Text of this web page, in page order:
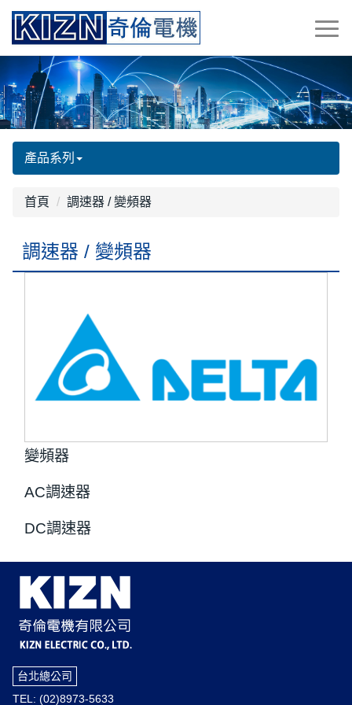
產品系列
首頁 調速器 / 變頻器
調速器 / 變頻器
變頻器
AC調速器
DC調速器
台北總公司
TEL: (02)8973-5633